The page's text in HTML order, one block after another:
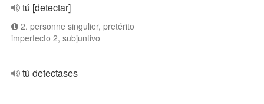
tú [detectar]
2. personne singulier, pretérito
imperfecto 2, subjuntivo
tú detectases